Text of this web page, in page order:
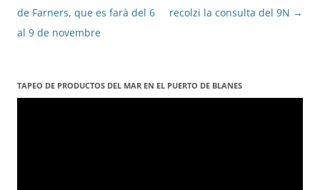
les
entrades
de Farners, que es farà del 6
al 9 de novembre
recolzi la consulta del 9N →
TAPEO DE PRODUCTOS DEL MAR EN EL PUERTO DE BLANES
Reproductor